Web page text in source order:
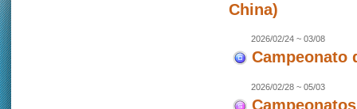
China)
2026/02/24 ~ 03/08
Campeonato
2026/02/28 ~ 05/03